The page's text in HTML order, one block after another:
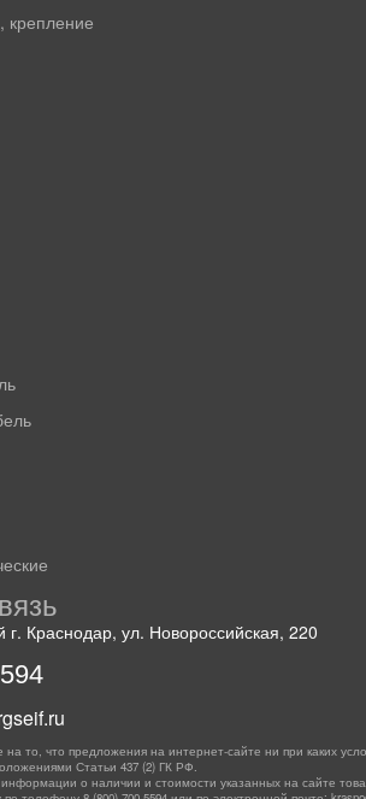
крепление
г. Краснодар, ул. Новороссийская, 220
то, что предложения на интернет-сайте ни при каких
Статьи 437 (2) ГК РФ.
о наличии и стоимости указанных на сайте